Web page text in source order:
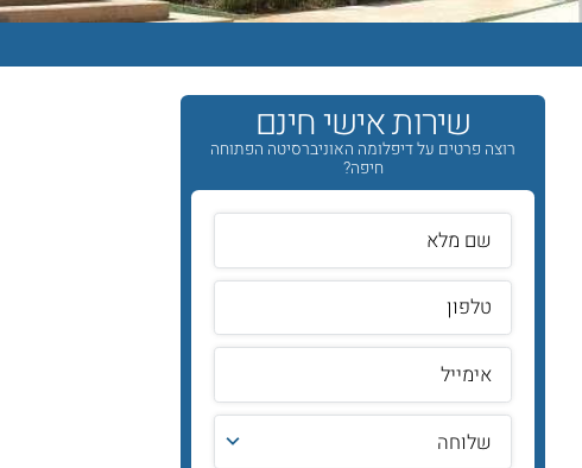
שירות אישי חינם
רוצה פרטים על דיפלומה האוניברסיטה הפתוחה
חיפה?